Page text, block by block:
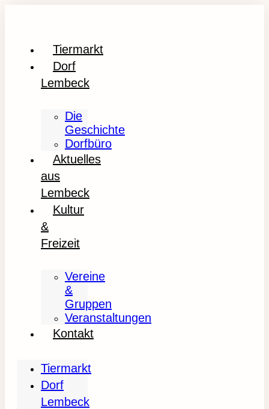
Tiermarkt
Dorf
Lembeck
Die
Geschichte
Dorfbüro
Aktuelles
aus
Lembeck
Kultur
&
Freizeit
Vereine
&
Gruppen
Veranstaltungen
Kontakt
Tiermarkt
Dorf
Lembeck